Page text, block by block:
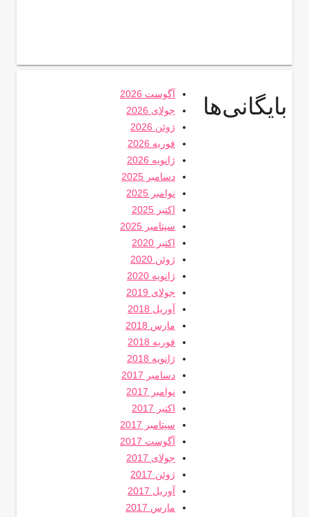
بایگانی‌ها
آگوست 2026
جولای 2026
ژوئن 2026
فوریه 2026
ژانویه 2026
دسامبر 2025
نوامبر 2025
اکتبر 2025
سپتامبر 2025
اکتبر 2020
ژوئن 2020
ژانویه 2020
جولای 2019
آوریل 2018
مارس 2018
فوریه 2018
ژانویه 2018
دسامبر 2017
نوامبر 2017
اکتبر 2017
سپتامبر 2017
آگوست 2017
جولای 2017
ژوئن 2017
آوریل 2017
مارس 2017